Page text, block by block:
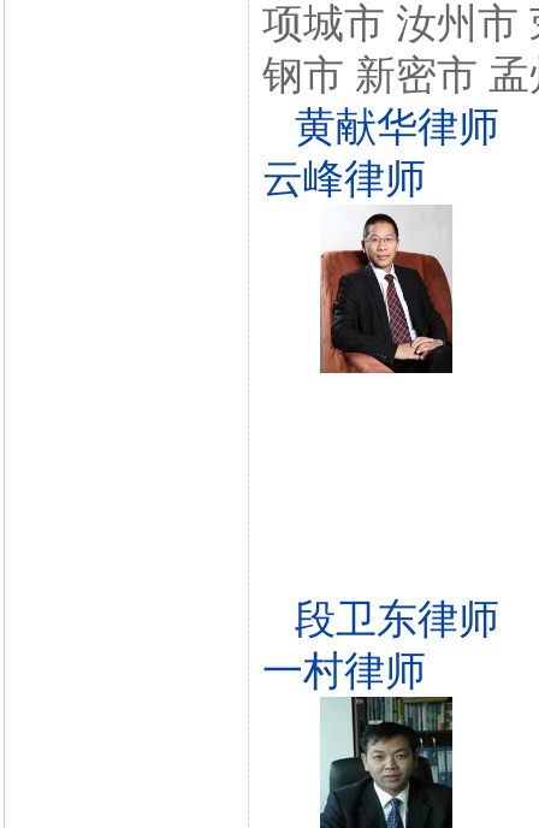
项城市 汝州市
钢市 新密市
黄献华律师
云峰律师
段卫东律师
一村律师